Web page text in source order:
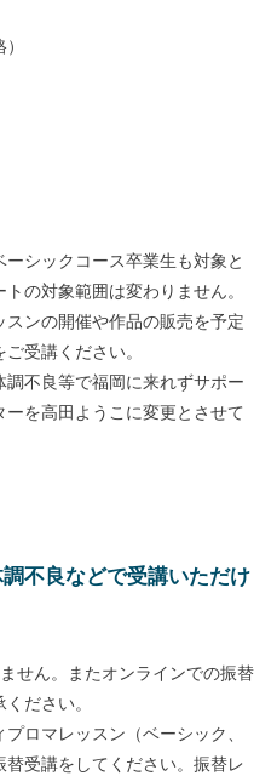
シックコース卒業生も対象と
の対象範囲は変わりません。
スンの開催や作品の販売を予定
受講ください。
調不良等で福岡に来れずサポー
を高田ようこに変更とさせて
不良などで受講いただけ
せん。またオンラインでの振替
ださい。
ロマレッスン（ベーシック、
受講をしてください。振替レ